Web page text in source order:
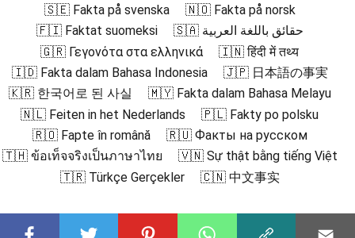
🇸🇪 Fakta på svenska
🇳🇴 Fakta på norsk
🇫🇮 Faktat suomeksi
🇸🇦 حقائق باللغة العربية
🇬🇷 Γεγονότα στα ελληνικά
🇮🇳 हिंदी में तथ्य
🇮🇩 Fakta dalam Bahasa Indonesia
🇯🇵 日本語の事実
🇰🇷 한국어로 된 사실
🇲🇾 Fakta dalam Bahasa Melayu
🇳🇱 Feiten in het Nederlands
🇵🇱 Fakty po polsku
🇷🇴 Fapte în română
🇷🇺 Факты на русском
🇹🇭 ข้อเท็จจริงเป็นภาษาไทย
🇻🇳 Sự thật bằng tiếng Việt
🇹🇷 Türkçe Gerçekler
🇨🇳 中文事实